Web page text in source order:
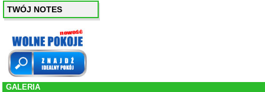
TWÓJ NOTES
GALERIA